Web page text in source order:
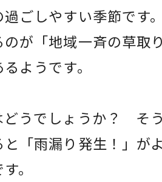
過ごしやすい季節で
のが「地域一斉の草
ようです。
どうでしょうか？ そ
と「雨漏り発生！」
。